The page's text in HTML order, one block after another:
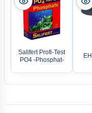
Salifert Profi-Test
PO4 -Phosphat-